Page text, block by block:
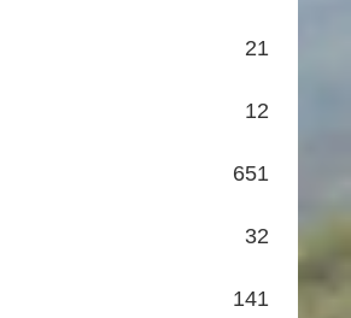
21
12
651
32
141